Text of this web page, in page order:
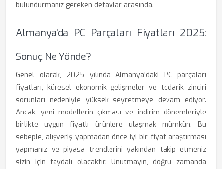
bulundurmanız gereken detaylar arasında.
Almanya'da PC Parçaları Fiyatları 2025:
Sonuç Ne Yönde?
Genel olarak, 2025 yılında Almanya'daki PC parçaları
fiyatları, küresel ekonomik gelişmeler ve tedarik zinciri
sorunları nedeniyle yüksek seyretmeye devam ediyor.
Ancak, yeni modellerin çıkması ve indirim dönemleriyle
birlikte uygun fiyatlı ürünlere ulaşmak mümkün. Bu
sebeple, alışveriş yapmadan önce iyi bir fiyat araştırması
yapmanız ve piyasa trendlerini yakından takip etmeniz
sizin için faydalı olacaktır. Unutmayın, doğru zamanda